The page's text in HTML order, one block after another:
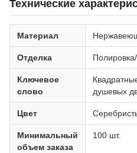
Технические
Материал
Отделка
Ключевое
слово
душевых
Цвет
Минимальный
объем заказа
100 шт.